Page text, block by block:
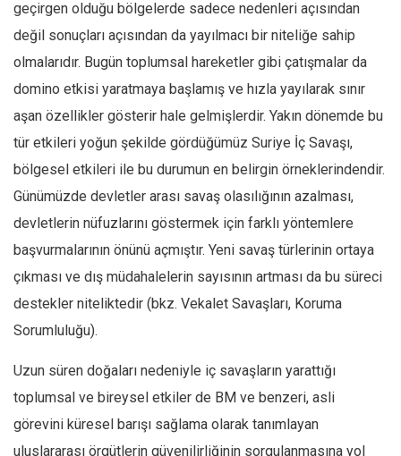
geçirgen olduğu bölgelerde sadece nedenleri açısından
değil sonuçları açısından da yayılmacı bir niteliğe sahip
olmalarıdır. Bugün toplumsal hareketler gibi çatışmalar da
domino etkisi yaratmaya başlamış ve hızla yayılarak sınır
aşan özellikler gösterir hale gelmişlerdir. Yakın dönemde bu
tür etkileri yoğun şekilde gördüğümüz Suriye İç Savaşı,
bölgesel etkileri ile bu durumun en belirgin örneklerindendir.
Günümüzde devletler arası savaş olasılığının azalması,
devletlerin nüfuzlarını göstermek için farklı yöntemlere
başvurmalarının önünü açmıştır. Yeni savaş türlerinin ortaya
çıkması ve dış müdahalelerin sayısının artması da bu süreci
destekler niteliktedir (bkz. Vekalet Savaşları, Koruma
Sorumluluğu).
Uzun süren doğaları nedeniyle iç savaşların yarattığı
toplumsal ve bireysel etkiler de BM ve benzeri, asli
görevini küresel barışı sağlama olarak tanımlayan
uluslararası örgütlerin güvenilirliğinin sorgulanmasına yol